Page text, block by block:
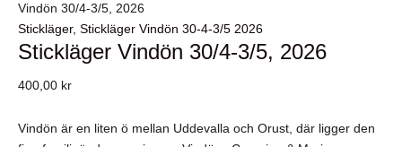
Vindön 30/4-3/5, 2026
Stickläger, Stickläger Vindön 30-4-3/5 2026
Stickläger Vindön 30/4-3/5, 2026
400,00 kr
Vindön är en liten ö mellan Uddevalla och Orust, där ligger den